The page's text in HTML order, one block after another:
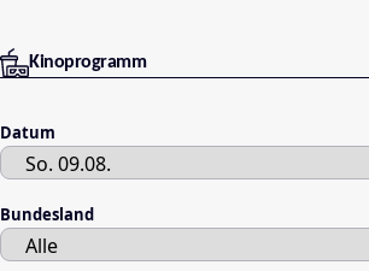
Kinoprogramm
Datum
Bundesland